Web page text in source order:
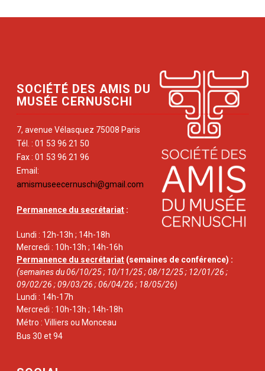
SOCIÉTÉ DES AMIS DU
MUSÉE CERNUSCHI
7, avenue Vélasquez 75008 Paris
Tél. : 01 53 96 21 50
Fax : 01 53 96 21 96
Email:
amismuseecernuschi@gmail.com
Permanence du secrétariat :
Lundi : 12h-13h ; 14h-18h
Mercredi : 10h-13h ; 14h-16h
Permanence du secrétariat (semaines de conférence) :
(semaines du 06/10/25 ; 10/11/25 ; 08/12/25 ; 12/01/26 ;
09/02/26 ; 09/03/26 ; 06/04/26 ; 18/05/26)
Lundi : 14h-17h
Mercredi : 10h-13h ; 14h-18h
Métro : Villiers ou Monceau
Bus 30 et 94